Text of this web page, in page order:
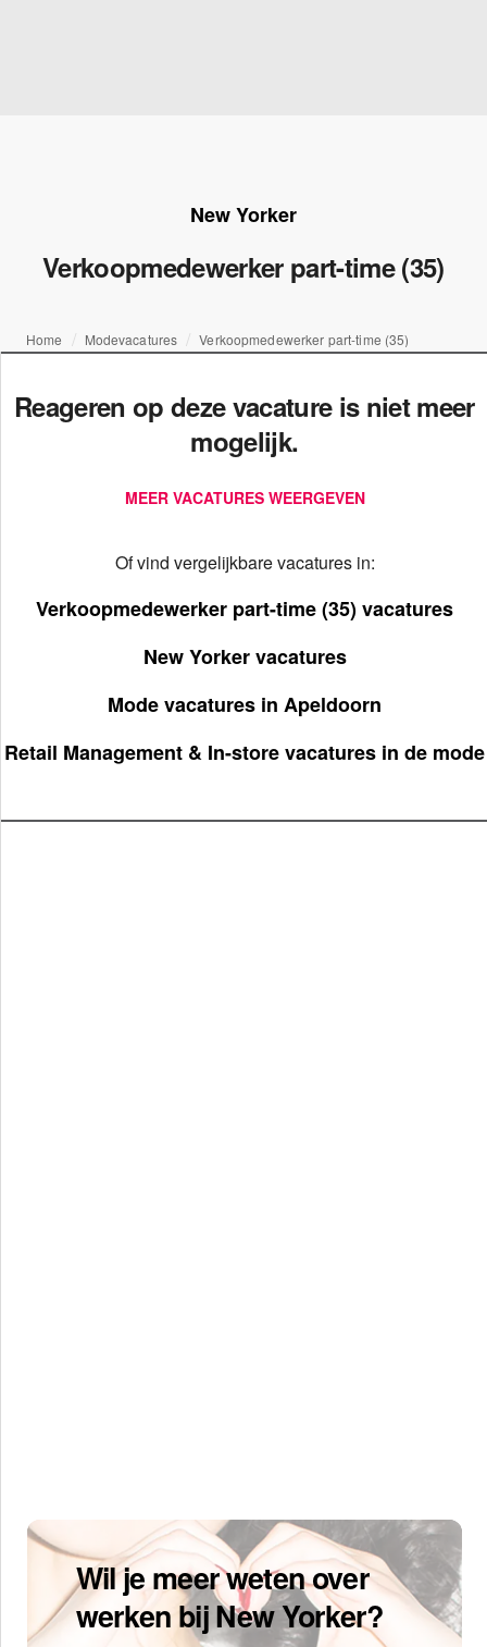
New Yorker
Verkoopmedewerker part-time (35)
Home Modevacatures Verkoopmedewerker part-time (35)
Reageren op deze vacature is niet meer
mogelijk.
MEER VACATURES WEERGEVEN
Of vind vergelijkbare vacatures in:
Verkoopmedewerker part-time (35) vacatures
New Yorker vacatures
Mode vacatures in Apeldoorn
Retail Management & In-store vacatures in de mode
Wil je meer weten over
werken bij New Yorker?